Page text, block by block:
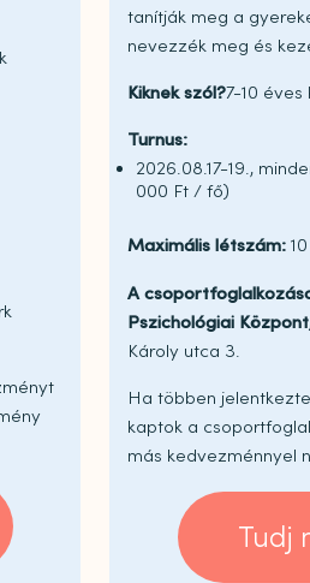
tanítják meg a
nevezzék meg és
Kiknek szól?7-10 éves
Turnus:
2026.08.17-19.,
000 Ft / fő)
Maximális létszám:
A
Pszichológiai
Károly utca 3.
Ha többen
kaptok a
más kedvezménnyel
Tudj